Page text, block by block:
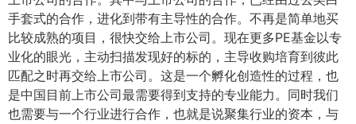
手套式的合作，进化到带有主导性的合作。不再是简单地买
比较成熟的项目，很快交给上市公司。现在更多PE基金以专
业化的眼光，主动扫描发现好的标的，主导收购培育到彼此
匹配之时再交给上市公司。这是一个孵化创造性的过程，也
是中国目前上市公司最需要得到支持的专业能力。同时我们
也需要与一个行业进行合作，也就是说聚集行业的资本，与